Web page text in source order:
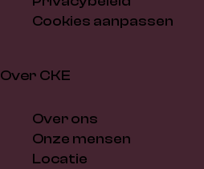
Cookies aanpassen
Over CKE
Over ons
Onze mensen
Locatie